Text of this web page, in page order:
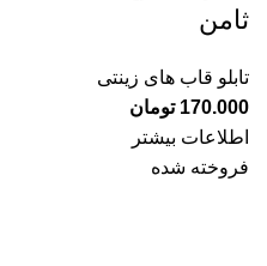
ثامن
تابلو قاب های زینتی
170.000 تومان
اطلاعات بیشتر
فروخته شده